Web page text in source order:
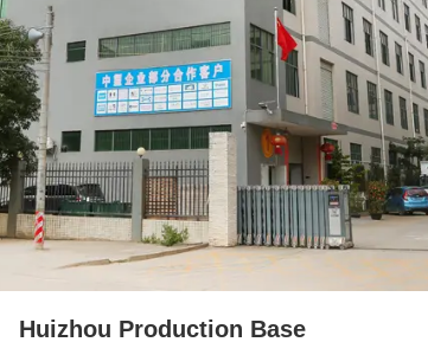
Huizhou Production Base